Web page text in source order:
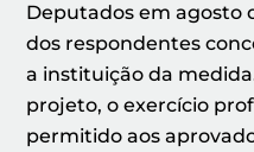
Deputados em agosto
dos respondentes
a instituição da
projeto, o exercício
permitido aos